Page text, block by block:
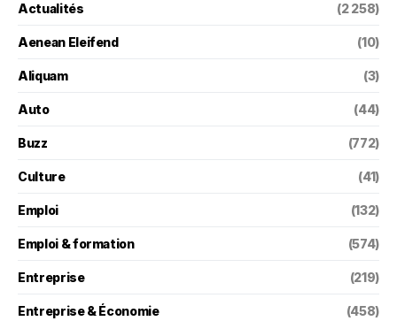
Actualités (2 258)
Aenean Eleifend (10)
Aliquam (3)
Auto (44)
Buzz (772)
Culture (41)
Emploi (132)
Emploi & formation (574)
Entreprise (219)
Entreprise & Économie (458)